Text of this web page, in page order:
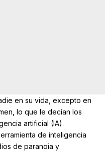
en su vida, excepto en
lo que le decían los
artificial (IA).
de inteligencia
de paranoia y